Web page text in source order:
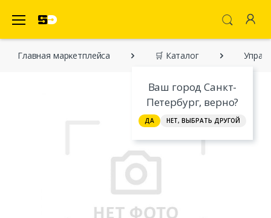
Ваш город Санкт-
Петербург, верно?
ДА НЕТ, ВЫБРАТЬ ДРУГОЙ
Главная марĸетплейса 🛒 Каталог